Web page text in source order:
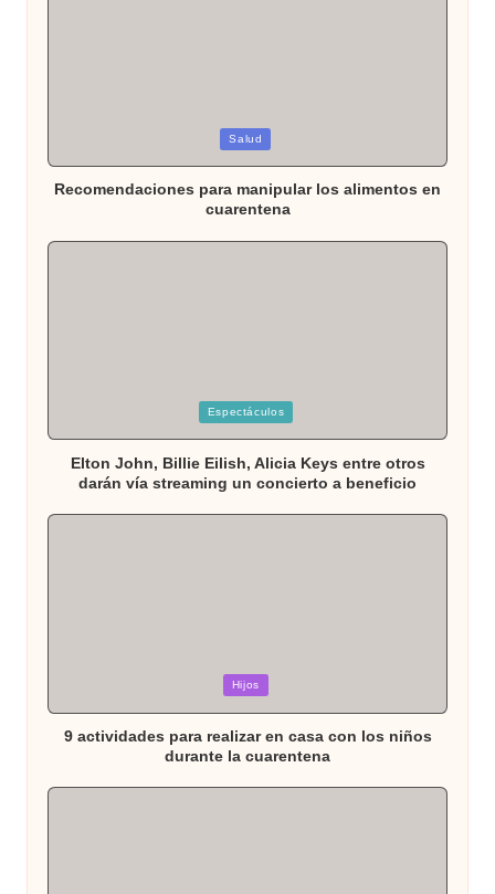
Salud
Recomendaciones para manipular los alimentos en
cuarentena
Espectáculos
Elton John, Billie Eilish, Alicia Keys entre otros
darán vía streaming un concierto a beneficio
Hijos
9 actividades para realizar en casa con los niños
durante la cuarentena